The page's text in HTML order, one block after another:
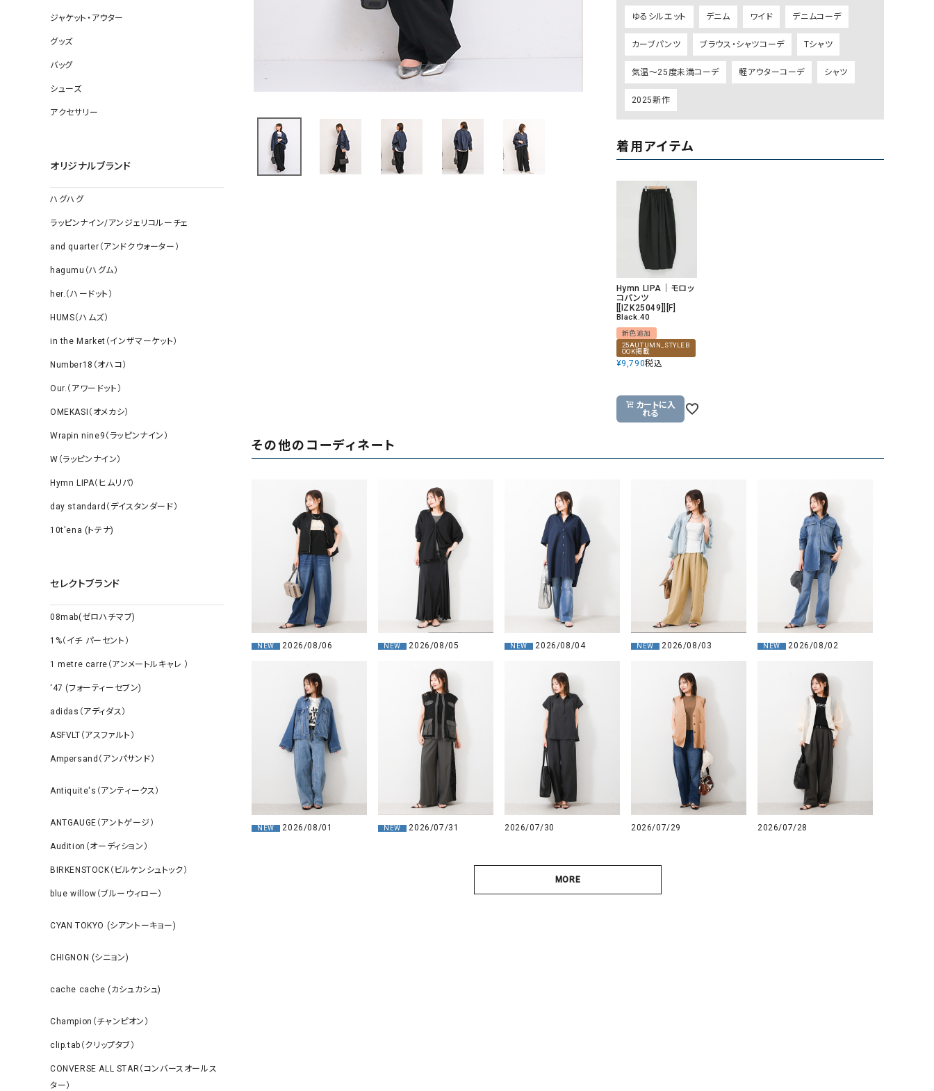
ASFVLT（アスファルト） mizuiro ind（ミズイロ イン
Ampersand（アンパサンド） MICALLE MICALLE（ミカ
Antiquite's（アンティークス）
NATURAL LAUNDRY（ナチ
リー）
Audition（オーディション）
blue willow（ブルーウィロー） prit（プリット）
CUBE SUGAR（キューブシュガー）
CONVERSE ALL STAR（コンバースオー
ルスター）
DENIM DUNGAREE（デニムダンガリー）
Deck（ディック）
EVOL（イーボル）
Emma Taylor（エマテイラー）
ッド）
GRAMICCI（グラミチ）
ー）
（ｇ） （グラム） upper hights（アッパーハイ
Gives a sense of fullment +phenix（フェニックス）
HUNTER（ハンター）
ICHI（イチ）
ILIMA（イリマ）
ジャケット・アウター
グッズ
バッグ
シューズ
アクセサリー
オリジナルブランド
ハグハグ
ラッピンナイン/アンジェリコルーチェ
and quarter（アンドクウォーター）
hagumu（ハグム）
her.（ハードット）
HUMS（ハムズ）
in the Market（インザマーケット）
Number18（オハコ）
Our.（アワードット）
OMEKASI（オメカシ）
Wrapin nine9（ラッピンナイン）
W（ラッピンナイン）
Hymn LIPA（ヒムリパ）
day standard（デイスタンダード）
10t'ena (トテナ)
セレクトブランド
08mab(ゼロハチマブ)
1%（イチ パーセント）
1 metre carre（アンメートルキャレ ）
‘47 (フォーティーセブン)
adidas（アディダス）
ASFVLT（アスファルト）
Ampersand（アンパサンド）
Antiquite's（アンティークス）
ANTGAUGE（アントゲージ）
Audition（オーディション）
BIRKENSTOCK（ビルケンシュトック）
blue willow（ブルーウィロー）
CYAN TOKYO (シアントーキョー)
CHIGNON (シニョン)
cache cache (カシュカシュ)
Champion（チャンピオン）
clip.tab（クリップタブ）
CONVERSE ALL STAR（コンバースオールス
ター）
ゆるシルエット デニム ワイド デニムコーデ
カーブパンツ ブラウス・シャツコーデ Tシャツ
気温～25度未満コーデ 軽アウターコーデ シャツ
2025新作
着用アイテム
Hymn LIPA｜モロッ
コパンツ
[[IZK25049]][F]
Black.40
新色追加
25AUTUMN_STYLEB
OOK掲載
¥9,790税込
カートに入
れる
その他のコーディネート
NEW 2026/08/06 NEW 2026/08/05 NEW 2026/08/04 NEW 2026/08/03 NEW 2026/08/02
NEW 2026/08/01 NEW 2026/07/31 2026/07/30 2026/07/29 2026/07/28
MORE